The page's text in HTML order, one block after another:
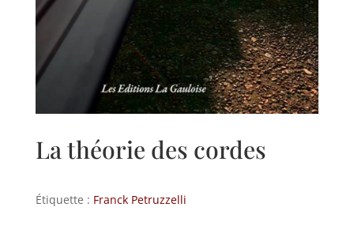
La théorie des cordes
Étiquette : Franck Petruzzelli